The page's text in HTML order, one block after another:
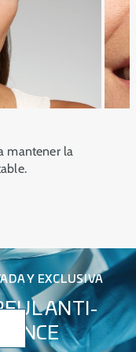
mantener la
Y EXCLUSIVA
ANTI-